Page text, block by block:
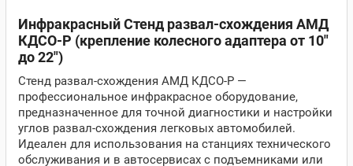
Инфракрасный Стенд развал-схождения АМД
КДСО-Р (крепление колесного адаптера от 10"
до 22")
Стенд развал-схождения АМД КДСО-Р —
профессиональное инфракрасное оборудование,
предназначенное для точной диагностики и настройки
углов развал-схождения легковых автомобилей.
Идеален для использования на станциях технического
обслуживания и в автосервисах с подъемниками или